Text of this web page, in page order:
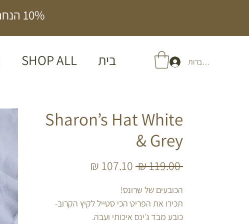
10% הנחה על כל האתר | משלוח חינם בהזמנה מעל 500₪
בית SHOP ALL להתחברות
Sharon’s Hat White
& Grey
‏119.00 ‏₪
מחיר
הכובעים של שרונס!
תכירו את הפריט הכי סטייל לקיץ הקרוב-
כובע מבד ג׳ינס איכותי ועבה.